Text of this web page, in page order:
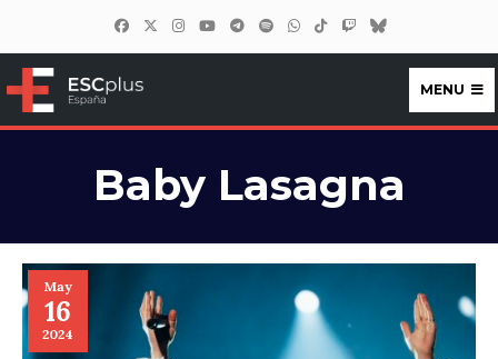
ESCplus España
MENU
Baby Lasagna
May
16
2024